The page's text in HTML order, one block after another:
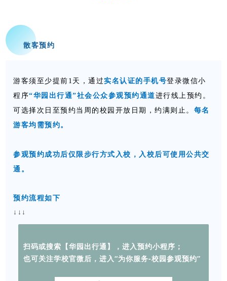
散客预约
游客须至少提前1天，通过实名认证的手机号登录微信小
程序“华园出行通”社会公众参观预约通道进行线上预约 。
可选择次日至预约当周的校园开放日期，约满则止。 每名
游客均需预约。
参观预约成功后仅限步行方式入校，入校后可使用公共交
通。
预约流程如下
↓↓↓
扫码或搜索【华园出行通】，进入预约小程序；
也可关注学校官微后，进入“为你服务-校园参观预约”